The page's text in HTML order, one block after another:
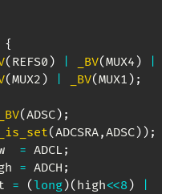
{
( REFS0 ) _BV(MUX4)
(MUX2 ) _BV(MUX1 ) ;
_BV(ADSC) ;
(ADCSRA,ADSC) ) ;
= ADCL;
= ADCH ;
= ( long)( high<<8)